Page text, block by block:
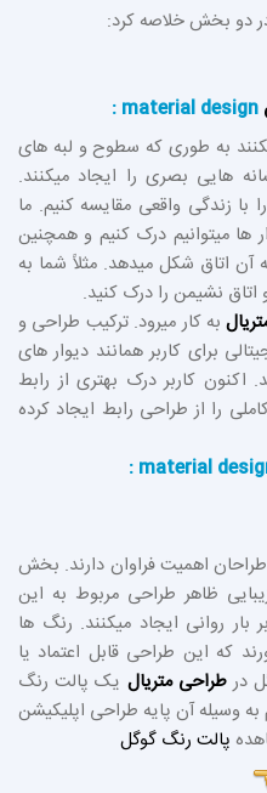
دو بخش خلاصه کرد:
به طوری که سطوح و لبه های
هایی بصری را ایجاد میکنند.
زندگی واقعی مقایسه کنیم. ما
ها میتوانیم درک کنیم و همچنین
اتاق شکل میدهد. مثلاً شما به
اتاق نشیمن را درک کنید.
به کار میرود. ترکیب طراحی و
برای کاربر همانند دیوار های
اکنون کاربر درک بهتری از رابط
را از طراحی رابط ایجاد کرده
material
طراحان اهمیت فراوان دارند. بخش
ظاهر طراحی مربوط به این
روانی ایجاد میکنند. رنگ ها
که این طراحی قابل اعتماد یا
درطراحی متریال یک پالت رنگ
به وسیله آن پایه طراحی اپلیکیشن
پالت رنگ گوگل